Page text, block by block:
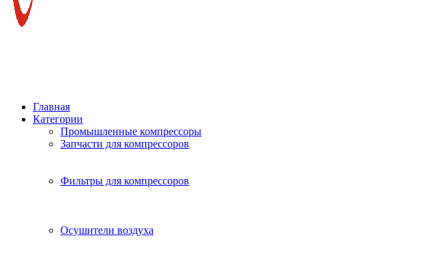
Главная
Категории
Промышленные компрессоры
Запчасти для компрессоров
Фильтры для компрессоров
Осушители воздуха